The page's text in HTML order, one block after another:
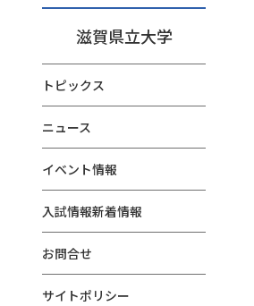
滋賀県立大学
トピックス
ニュース
イベント情報
入試情報新着情報
お問合せ
サイトポリシー